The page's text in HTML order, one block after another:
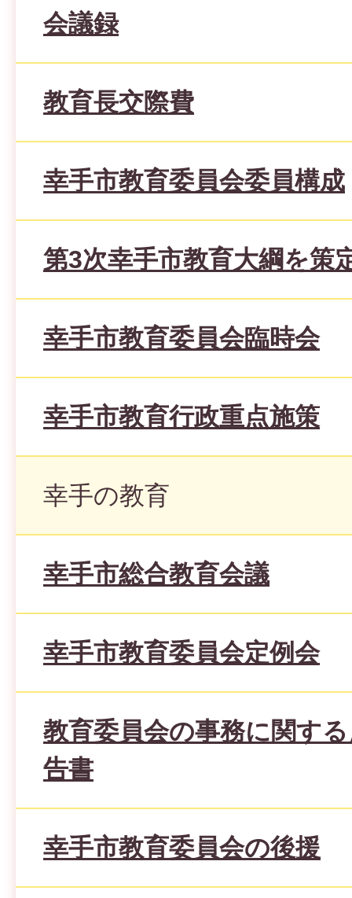
会議録
教育長交際費
幸手市教育委員会委員構成
第3次幸手市教育大綱を策
幸手市教育委員会臨時会
幸手市教育行政重点施策
幸手の教育
幸手市総合教育会議
幸手市教育委員会定例会
教育委員会の事務に関す
告書
幸手市教育委員会の後援